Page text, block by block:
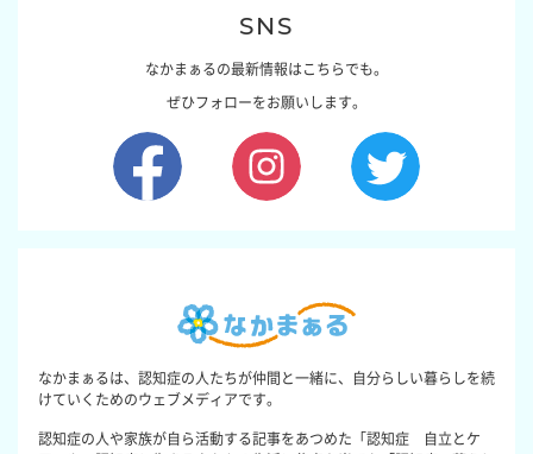
SNS
なかまぁるの最新情報はこちらでも。
ぜひフォローをお願いします。
なかまぁるは、認知症の人たちが仲間と一緒に、自分らしい暮らしを続
けていくためのウェブメディアです。
認知症の人や家族が自ら活動する記事をあつめた「認知症 自立とケ